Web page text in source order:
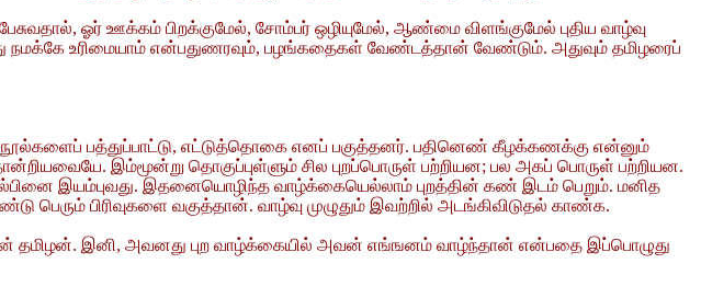
ஓர் ஊக்கம் பிறக்குமேல், சோம்பர் ஒழியுமேல், ஆண்மை விளங்குமேல் புதிய வாழ்வு
நமக்கே உரிமையாம் என்பதுணரவும், பழங்கதைகள் வேண்டத்தான் வேண்டும். அதுவும் தமிழரைப்
நூல்களைப் பத்துப்பாட்டு, எட்டுத்தொகை எனப் பகுத்தனர். பதினெண் கீழக்கணக்கு என்னும்
இம்மூன்று தொகுப்புள்ளும் சில புறப்பொருள் பற்றியன; பல அகப் பொருள் பற்றியன.
இயம்புவது. இதனையொழிந்த வாழ்க்கையெல்லாம் புறத்தின் கண் இடம் பெறும். மனித
பிரிவுகளை வகுத்தான். வாழ்வு முழுதும் இவற்றில் அடங்கிவிடுதல் காண்க.
தமிழன். இனி, அவனது புற வாழ்க்கையில் அவன் எங்ஙனம் வாழ்ந்தான் என்பதை இப்பொழுது